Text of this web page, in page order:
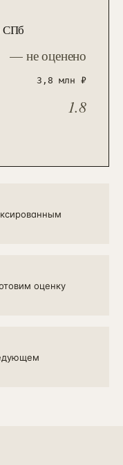
СПб
— не оценено
3,8 млн ₽
1.8
оценку